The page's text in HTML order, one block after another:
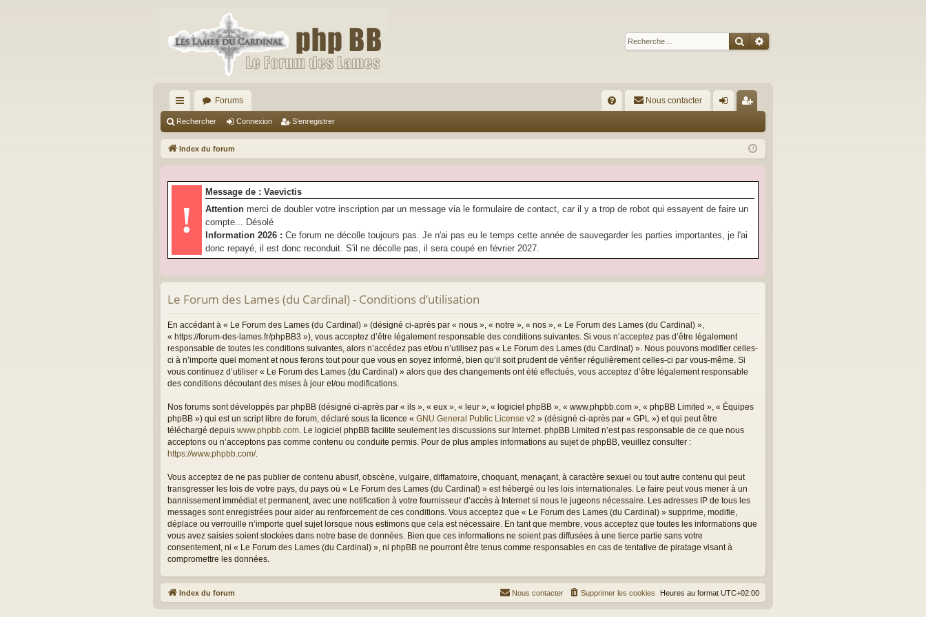
Rechercher
Recherche avancée
cc
ès
pi
Forums
Q
Nous contacter
ne
on
nr
ist
Rechercher Connexion S’enregistrer
Index du forum
!
Message de : Vaevictis
Attention merci de doubler votre inscription par un message via le formulaire de contact, car il y a trop de robot qui essayent de faire un
compte... Désolé
Information 2026 : Ce forum ne décolle toujours pas. Je n'ai pas eu le temps cette année de sauvegarder les parties importantes, je l'ai
donc repayé, il est donc reconduit. S'il ne décolle pas, il sera coupé en février 2027.
Le Forum des Lames (du Cardinal) - Conditions d’utilisation
En accédant à « Le Forum des Lames (du Cardinal) » (désigné ci-après par « nous », « notre », « nos », « Le Forum des Lames (du Cardinal) »,
« https://forum-des-lames.fr/phpBB3 »), vous acceptez d’être légalement responsable des conditions suivantes. Si vous n’acceptez pas d’être légalement
responsable de toutes les conditions suivantes, alors n’accédez pas et/ou n’utilisez pas « Le Forum des Lames (du Cardinal) ». Nous pouvons modifier celles-
ci à n’importe quel moment et nous ferons tout pour que vous en soyez informé, bien qu’il soit prudent de vérifier régulièrement celles-ci par vous-même. Si
vous continuez d’utiliser « Le Forum des Lames (du Cardinal) » alors que des changements ont été effectués, vous acceptez d’être légalement responsable
des conditions découlant des mises à jour et/ou modifications.
Nos forums sont développés par phpBB (désigné ci-après par « ils », « eux », « leur », « logiciel phpBB », « www.phpbb.com », « phpBB Limited », « Équipes
phpBB ») qui est un script libre de forum, déclaré sous la licence « GNU General Public License v2 » (désigné ci-après par « GPL ») et qui peut être
téléchargé depuis www.phpbb.com. Le logiciel phpBB facilite seulement les discussions sur Internet. phpBB Limited n’est pas responsable de ce que nous
acceptons ou n’acceptons pas comme contenu ou conduite permis. Pour de plus amples informations au sujet de phpBB, veuillez consulter :
https://www.phpbb.com/.
Vous acceptez de ne pas publier de contenu abusif, obscène, vulgaire, diffamatoire, choquant, menaçant, à caractère sexuel ou tout autre contenu qui peut
transgresser les lois de votre pays, du pays où « Le Forum des Lames (du Cardinal) » est hébergé ou les lois internationales. Le faire peut vous mener à un
bannissement immédiat et permanent, avec une notification à votre fournisseur d’accès à Internet si nous le jugeons nécessaire. Les adresses IP de tous les
messages sont enregistrées pour aider au renforcement de ces conditions. Vous acceptez que « Le Forum des Lames (du Cardinal) » supprime, modifie,
déplace ou verrouille n’importe quel sujet lorsque nous estimons que cela est nécessaire. En tant que membre, vous acceptez que toutes les informations que
vous avez saisies soient stockées dans notre base de données. Bien que ces informations ne soient pas diffusées à une tierce partie sans votre
consentement, ni « Le Forum des Lames (du Cardinal) », ni phpBB ne pourront être tenus comme responsables en cas de tentative de piratage visant à
compromettre les données.
Index du forum Heures au format UTC+02:00
Supprimer les cookies
Nous contacter